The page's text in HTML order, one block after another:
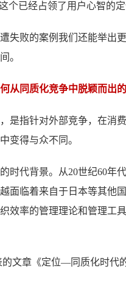
个已经占领了用户心智的
失败的案例我们还能举出
。
从同质化竞争中脱颖而出
是指针对外部竞争，在消
变得与众不同。
时代背景。从20世纪60年
面临着来自于日本等其他
效率的管理理论和管理工
文章《定位—同质化时代